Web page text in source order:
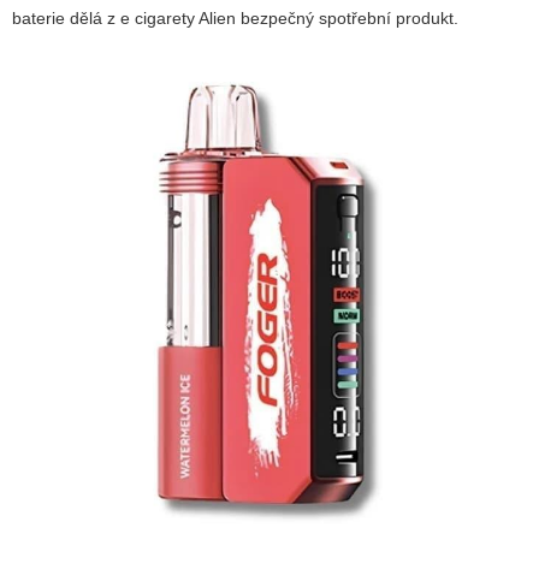
baterie dělá z e cigarety Alien bezpečný spotřební produkt.